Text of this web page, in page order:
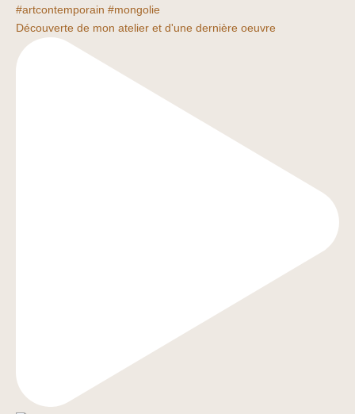
Découverte de mon atelier et d'une dernière oeuvre